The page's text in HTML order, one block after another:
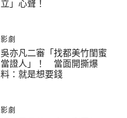
立」心聲！
影劇
吳亦凡二審「找都美竹閨蜜
當證人」！ 當面開撕爆
料：就是想要錢
影劇